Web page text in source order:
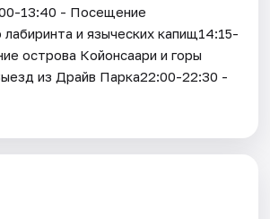
13:40 - Посещение
лабиринта и языческих капищ14:15-
острова Койонсаари и горы
из Драйв Парка22:00-22:30 -